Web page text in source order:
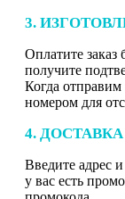
3.
Оплатите заказ
получите
Когда отправим
номером для
4.
Введите адрес
у вас есть